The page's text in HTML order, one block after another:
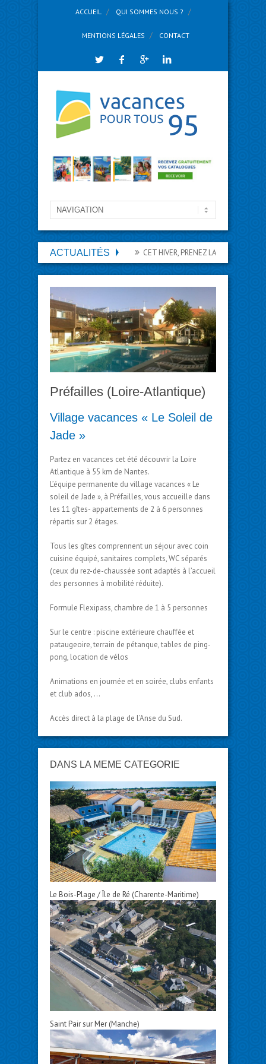
ACCUEIL QUI SOMMES NOUS ?
MENTIONS LÉGALES CONTACT
ACTUALITÉS CET HIVER, PRENEZ LA PISTE DES
Préfailles (Loire-Atlantique)
Village vacances « Le Soleil de
Jade »
Partez en vacances cet été découvrir la Loire
Atlantique à 55 km de Nantes.
L’équipe permanente du village vacances « Le
soleil de Jade », à Préfailles, vous accueille dans
les 11 gîtes- appartements de 2 à 6 personnes
répartis sur 2 étages.
Tous les gîtes comprennent un séjour avec coin
cuisine équipé, sanitaires complets, WC séparés
(ceux du rez-de-chaussée sont adaptés à l’accueil
des personnes à mobilité réduite).
Formule Flexipass, chambre de 1 à 5 personnes
Sur le centre : piscine extérieure chauffée et
pataugeoire, terrain de pétanque, tables de ping-
pong, location de vélos
Animations en journée et en soirée, clubs enfants
et club ados, …
Accès direct à la plage de l’Anse du Sud.
DANS LA MÊME CATÉGORIE
Le Bois-Plage / Île de Ré (Charente-Maritime)
Saint Pair sur Mer (Manche)